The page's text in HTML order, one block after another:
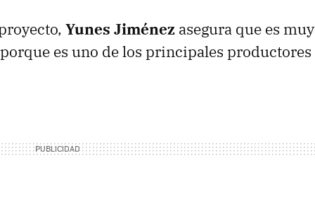
Yunes Jiménez asegura que es muy
es uno de los principales productores